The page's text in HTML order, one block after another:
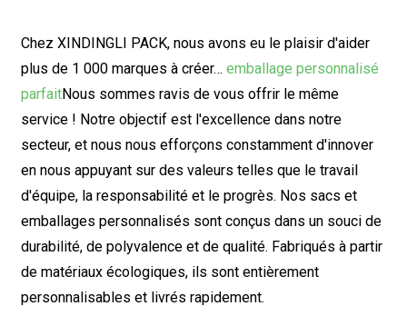
Chez XINDINGLI PACK, nous avons eu le plaisir d'aider
plus de 1 000 marques à créer… emballage personnalisé
parfaitNous sommes ravis de vous offrir le même
service ! Notre objectif est l'excellence dans notre
secteur, et nous nous efforçons constamment d'innover
en nous appuyant sur des valeurs telles que le travail
d'équipe, la responsabilité et le progrès. Nos sacs et
emballages personnalisés sont conçus dans un souci de
durabilité, de polyvalence et de qualité. Fabriqués à partir
de matériaux écologiques, ils sont entièrement
personnalisables et livrés rapidement.